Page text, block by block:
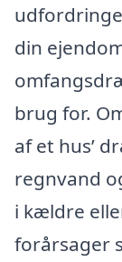
din
brug for.
af et hus’
regnvand
i kældre
forårsager